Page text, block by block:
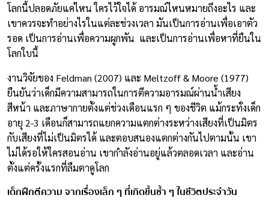
โลกนี้ปลอดภัยแค่ไหน ใครไว้ใจได้ อารมณ์ไหนหมายถึงอะไร และ
เขาควรจะทำอย่างไรในแต่ละช่วงเวลา มันเป็นการอ่านเพื่อเอาตัว
รอด เป็นการอ่านเพื่อความผูกพัน และเป็นการอ่านเพื่อหาที่ยืนใน
โลกใบนี้
งานวิจัยของ Feldman (2007) และ Meltzoff & Moore (1977)
ยืนยันว่าเด็กมีความสามารถในการตีความอารมณ์ผ่านน้ำเสียง
สีหน้า และภาษากายตั้งแต่ช่วงเดือนแรก ๆ ของชีวิต แม้กระทั่งเด็ก
อายุ 2-3 เดือนก็สามารถแยกความแตกต่างระหว่างเสียงที่เป็นมิตร
กับเสียงที่ไม่เป็นมิตรได้ และตอบสนองแตกต่างกันไปตามนั้น เขา
ไม่ได้รอให้ใครสอนอ่าน เขากำลังอ่านอยู่แล้วตลอดเวลา และอ่าน
ตั้งแต่ครั้งแรกที่ลืมตาดูโลก
เด็กฝึกตีความ จากเรื่องเล็ก ๆ ที่เกิดขึ้นซ้ำ ๆ ในชีวิตประจำวัน